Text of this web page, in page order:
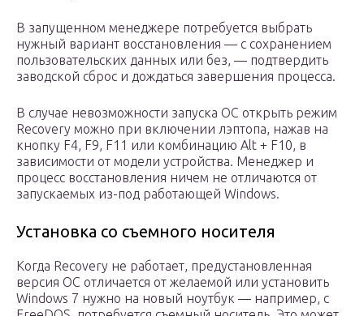
В запущенном менеджере потребуется выбрать
нужный вариант восстановления — с сохранением
пользовательских данных или без, — подтвердить
заводской сброс и дождаться завершения процесса.
В случае невозможности запуска ОС открыть режим
Recovery можно при включении лэптопа, нажав на
кнопку F4, F9, F11 или комбинацию Alt + F10, в
зависимости от модели устройства. Менеджер и
процесс восстановления ничем не отличаются от
запускаемых из-под работающей Windows.
Установка со съемного носителя
Когда Recovery не работает, предустановленная
версия ОС отличается от желаемой или установить
Windows 7 нужно на новый ноутбук — например, с